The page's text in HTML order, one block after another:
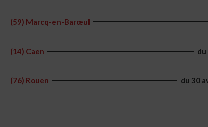
(59) Marcq-en-Barœul
(14) Caen du
(76) Rouen du 30